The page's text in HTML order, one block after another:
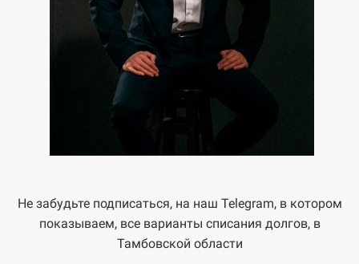
Не забудьте подписаться, на наш Telegram, в котором
показываем, все варианты списания долгов, в
Тамбовской области